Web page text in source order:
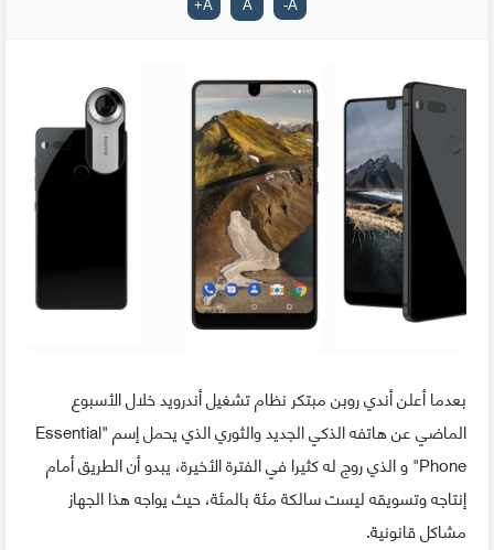
A
-
A
A
+
بعدما أعلن أندي روبن مبتكر نظام تشغيل أندرويد خلال الأسبوع
الماضي عن هاتفه الذكي الجديد والثوري الذي يحمل إسم "Essential
Phone" و الذي روج له كثيرا في الفترة الأخيرة، يبدو أن الطريق أمام
إنتاجه وتسويقه ليست سالكة مئة بالمئة، حيث يواجه هذا الجهاز
مشاكل قانونية.